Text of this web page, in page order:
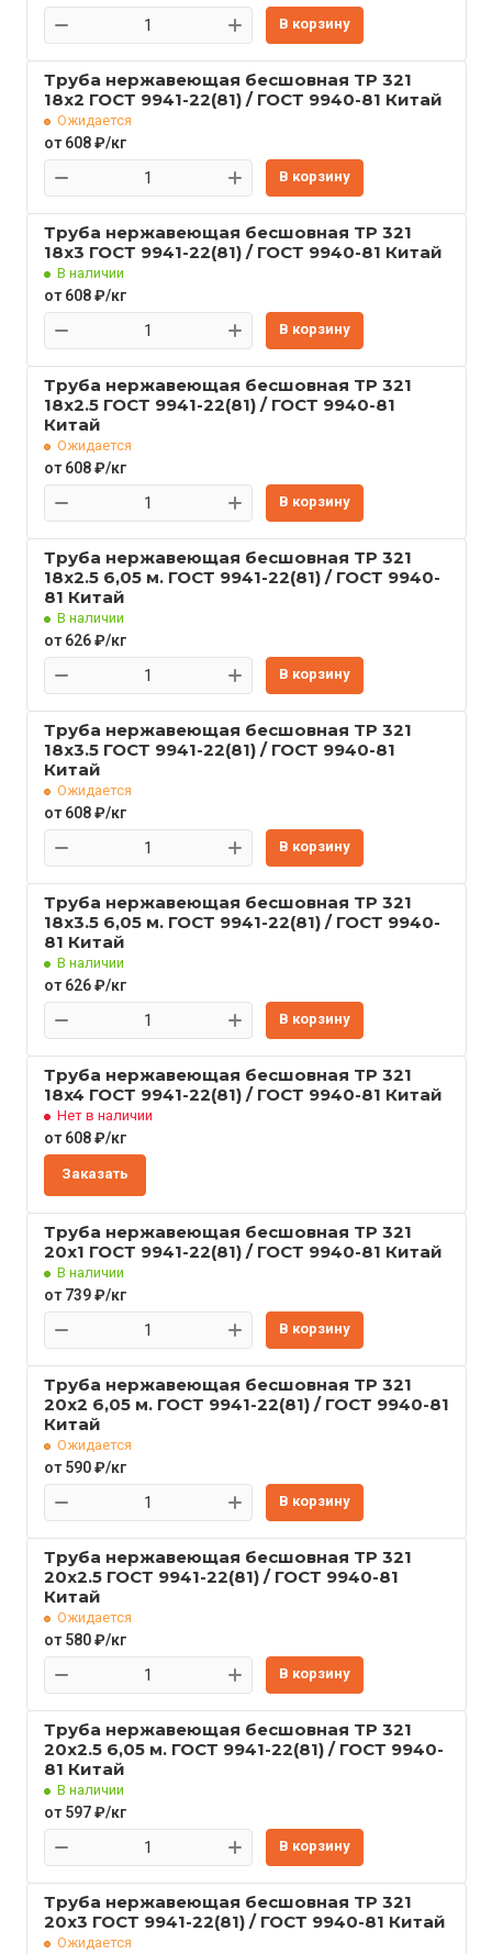
В корзину
Труба нержавеющая бесшовная TP 321
18x2 ГОСТ 9941-22(81) / ГОСТ 9940-81 Китай
Ожидается
от 608 ₽/кг
В корзину
Труба нержавеющая бесшовная TP 321
18x3 ГОСТ 9941-22(81) / ГОСТ 9940-81 Китай
В наличии
от 608 ₽/кг
В корзину
Труба нержавеющая бесшовная TP 321
18x2.5 ГОСТ 9941-22(81) / ГОСТ 9940-81
Китай
Ожидается
от 608 ₽/кг
В корзину
Труба нержавеющая бесшовная TP 321
18x2.5 6,05 м. ГОСТ 9941-22(81) / ГОСТ 9940-
81 Китай
В наличии
от 626 ₽/кг
В корзину
Труба нержавеющая бесшовная TP 321
18x3.5 ГОСТ 9941-22(81) / ГОСТ 9940-81
Китай
Ожидается
от 608 ₽/кг
В корзину
Труба нержавеющая бесшовная TP 321
18x3.5 6,05 м. ГОСТ 9941-22(81) / ГОСТ 9940-
81 Китай
В наличии
от 626 ₽/кг
В корзину
Труба нержавеющая бесшовная TP 321
18x4 ГОСТ 9941-22(81) / ГОСТ 9940-81 Китай
Нет в наличии
от 608 ₽/кг
Заказать
Труба нержавеющая бесшовная TP 321
20x1 ГОСТ 9941-22(81) / ГОСТ 9940-81 Китай
В наличии
от 739 ₽/кг
В корзину
Труба нержавеющая бесшовная TP 321
20x2 6,05 м. ГОСТ 9941-22(81) / ГОСТ 9940-81
Китай
Ожидается
от 590 ₽/кг
В корзину
Труба нержавеющая бесшовная TP 321
20x2.5 ГОСТ 9941-22(81) / ГОСТ 9940-81
Китай
Ожидается
от 580 ₽/кг
В корзину
Труба нержавеющая бесшовная TP 321
20x2.5 6,05 м. ГОСТ 9941-22(81) / ГОСТ 9940-
81 Китай
В наличии
от 597 ₽/кг
В корзину
Труба нержавеющая бесшовная TP 321
20x3 ГОСТ 9941-22(81) / ГОСТ 9940-81 Китай
Ожидается